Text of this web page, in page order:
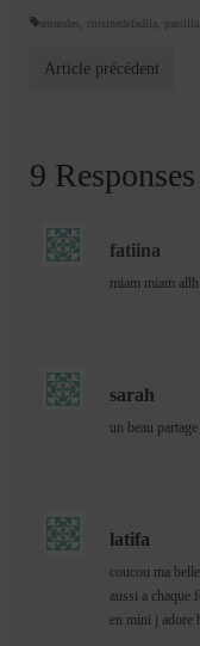
amandes cuisinedefadila pastilla
Article précédent
9 Responses
fatiina
miam miam
sarah
un beau
latifa
coucou ma
aussi a chaque
en mini j adore